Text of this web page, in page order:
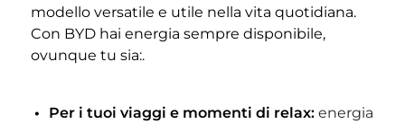
modello versatile e utile nella vita quotidiana.
Con BYD hai energia sempre disponibile,
ovunque tu sia:.
Per i tuoi viaggi e momenti di relax:energia